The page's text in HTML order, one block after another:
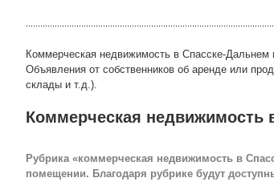
Коммерческая недвижимость в Спасске-Дальнем
Объявления от собственников об аренде или
склады и т.д.).
Коммерческая недвижимость
Рубрика «коммерческая недвижимость в
помещении. Благодаря рубрике будут